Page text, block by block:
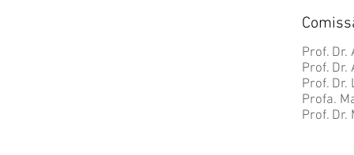
Prof. Dr.
Prof. Dr.
Prof. Dr.
Profa.
Prof. Dr.